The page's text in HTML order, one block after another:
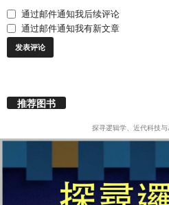
通过邮件通知我后续评论
通过邮件通知我有新文章
推荐图书
探寻逻辑学、近代科技